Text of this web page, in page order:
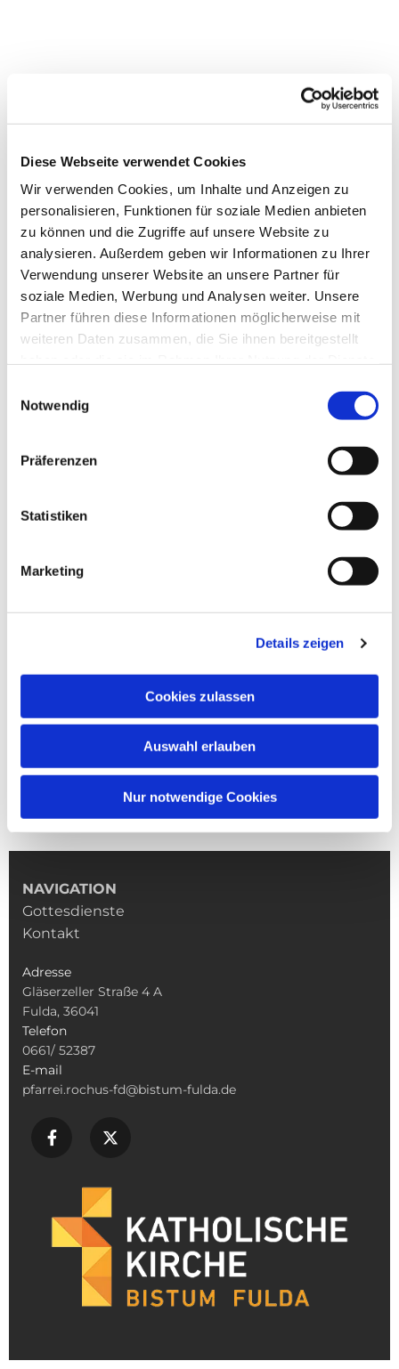
Diese Webseite verwendet Cookies
Wir verwenden Cookies, um Inhalte und Anzeigen zu
personalisieren, Funktionen für soziale Medien anbieten
zu können und die Zugriffe auf unsere Website zu
analysieren. Außerdem geben wir Informationen zu Ihrer
Verwendung unserer Website an unsere Partner für
soziale Medien, Werbung und Analysen weiter. Unsere
Partner führen diese Informationen möglicherweise mit
weiteren Daten zusammen, die Sie ihnen bereitgestellt
Notwendig
Präferenzen
Statistiken
Marketing
Details zeigen
Cookies zulassen
Auswahl erlauben
Nur notwendige Cookies
Dies könnte Sie auch
interessieren
NAVIGATION
Gottesdienste
Kontakt
Adresse
Gläserzeller Straße 4 A
Fulda, 36041
Telefon
0661/ 52387
E-mail
pfarrei.rochus-fd@bistum-fulda.de